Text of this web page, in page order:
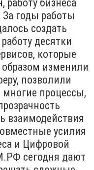
работу бизнеса
За годы работы
создать
десятки
которые
изменили
позволили
процессы,
взаимодействия
усилия
и Цифровой
сегодня дают